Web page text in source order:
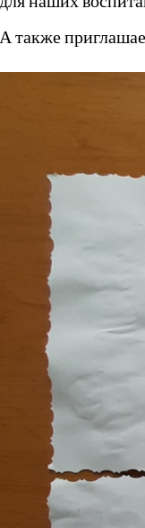
А также